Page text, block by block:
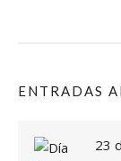
ENTRADAS
23